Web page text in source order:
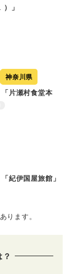
」
神奈川県
「片瀬村食堂本
紀伊国屋旅館」
ります。